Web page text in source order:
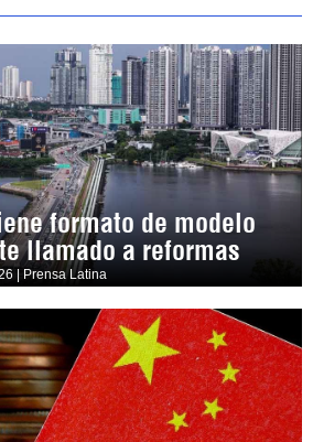
formato de modelo
llamado a reformas
| Prensa Latina